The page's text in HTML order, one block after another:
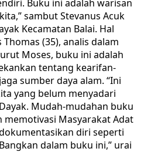
Buku ini adalah warisan
sambut Stevanus Acuk
Kecamatan Balai. Hal
(35), analis dalam
Moses, buku ini adalah
tentang kearifan-
sumber daya alam. “Ini
yang belum menyadari
Mudah-mudahan buku
memotivasi Masyarakat Adat
diri seperti
dalam buku ini,” urai